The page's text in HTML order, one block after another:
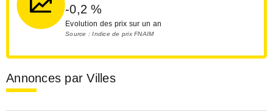
-0,2%
Evolution des prix sur un an
Source : Indice de prix FNAIM
Annonces par Villes